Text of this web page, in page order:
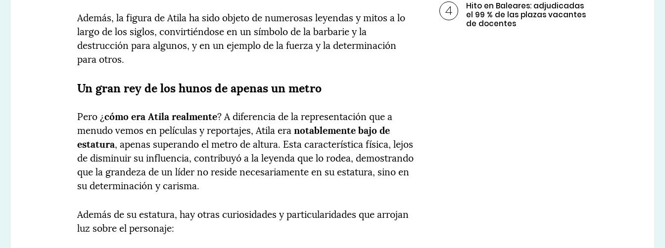
Además, la figura de Atila ha sido objeto de numerosas leyendas y mitos a lo
largo de los siglos, convirtiéndose en un símbolo de la barbarie y la
destrucción para algunos, y en un ejemplo de la fuerza y la determinación
para otros.
Un gran rey de los hunos de apenas un metro
Pero ¿cómo era Atila realmente? A diferencia de la representación que a
menudo vemos en películas y reportajes, Atila eranotablemente bajo de
estatura, apenas superando el metro de altura. Esta característica física, lejos
de disminuir su influencia, contribuyó a la leyenda que lo rodea, demostrando
que la grandeza de un líder no reside necesariamente en su estatura, sino en
su determinación y carisma.
Además de su estatura, hay otras curiosidades y particularidades que arrojan
luz sobre el personaje:
Hito en Baleares: adjudicadas
el 99 % de las plazas vacantes
de docentes